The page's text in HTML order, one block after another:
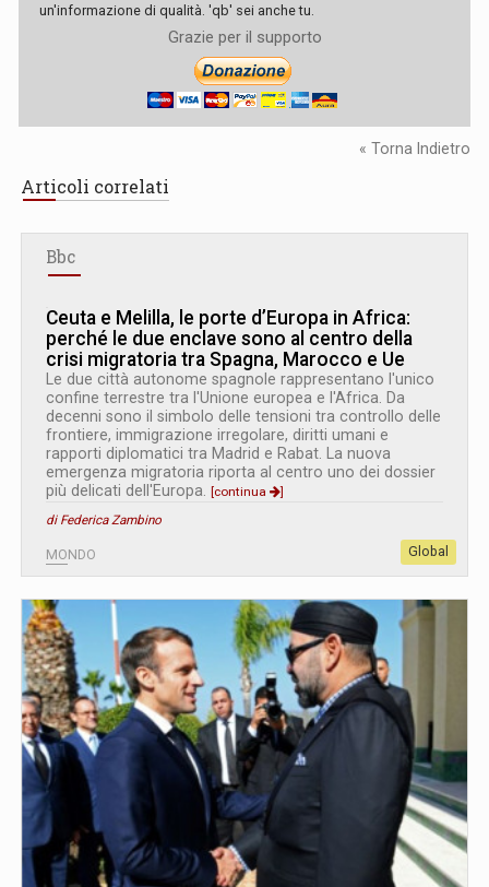
un'informazione di qualità. 'qb' sei anche tu.
Grazie per il supporto
« Torna Indietro
Articoli correlati
Bbc
Ceuta e Melilla, le porte d’Europa in Africa:
perché le due enclave sono al centro della
crisi migratoria tra Spagna, Marocco e Ue
Le due città autonome spagnole rappresentano l'unico
confine terrestre tra l'Unione europea e l'Africa. Da
decenni sono il simbolo delle tensioni tra controllo delle
frontiere, immigrazione irregolare, diritti umani e
rapporti diplomatici tra Madrid e Rabat. La nuova
emergenza migratoria riporta al centro uno dei dossier
più delicati dell'Europa. [continua
]
di Federica Zambino
MONDO Global